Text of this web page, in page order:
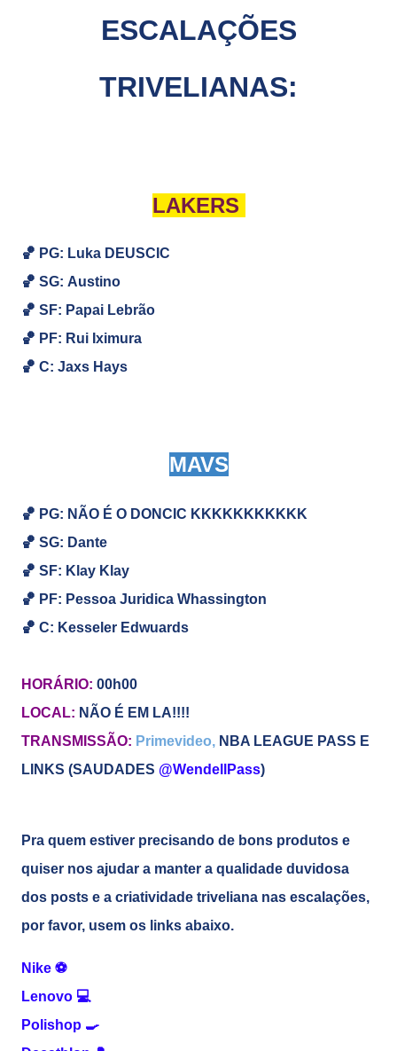
ESCALAÇÕES
TRIVELIANAS:
LAKERS
🏀 PG: Luka DEUSCIC
🏀 SG: Austino
🏀 SF: Papai Lebrão
🏀 PF: Rui Iximura
🏀 C: Jaxs Hays
MAVS
🏀 PG: NÃO É O DONCIC KKKKKKKKKKK
🏀 SG: Dante
🏀 SF: Klay Klay
🏀 PF: Pessoa Juridica Whassington
🏀 C: Kesseler Edwuards
HORÁRIO: 00h00
LOCAL: NÃO É EM LA!!!!
TRANSMISSÃO: Primevideo, NBA LEAGUE PASS E
LINKS (SAUDADES @WendellPass)
Pra quem estiver precisando de bons produtos e
quiser nos ajudar a manter a qualidade duvidosa
dos posts e a criatividade triveliana nas escalações,
por favor, usem os links abaixo.
Nike ⚽
Lenovo 💻
Polishop 🍳